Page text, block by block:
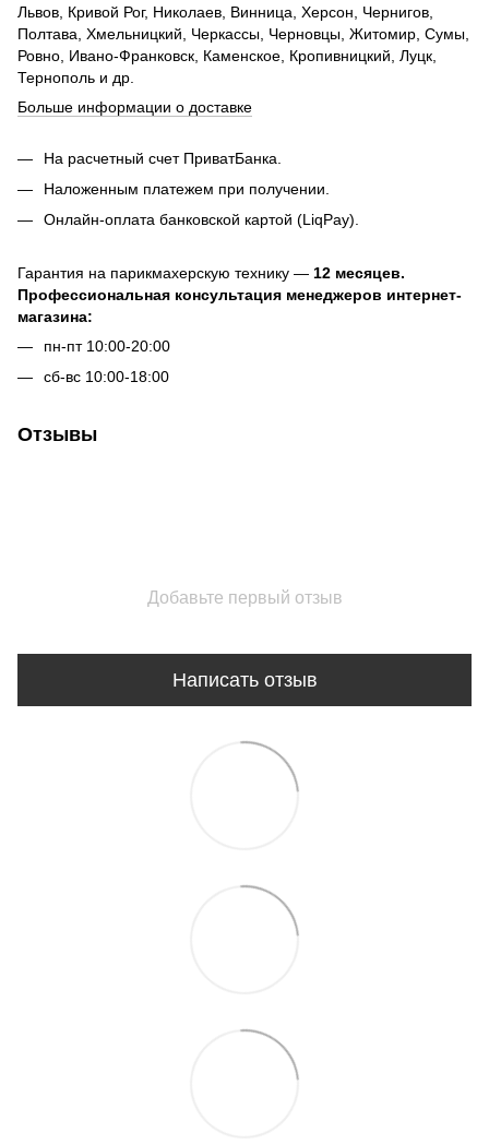
Львов, Кривой Рог, Николаев, Винница, Херсон, Чернигов,
Полтава, Хмельницкий, Черкассы, Черновцы, Житомир, Сумы,
Ровно, Ивано-Франковск, Каменское, Кропивницкий, Луцк,
Тернополь и др.
Больше информации о доставке
На расчетный счет ПриватБанка.
Наложенным платежем при получении.
Онлайн-оплата банковской картой (LiqPay).
Гарантия на парикмахерскую технику — 12 месяцев.
Профессиональная консультация менеджеров интернет-
магазина:
пн-пт 10:00-20:00
сб-вс 10:00-18:00
Отзывы
Добавьте первый отзыв
Написать отзыв